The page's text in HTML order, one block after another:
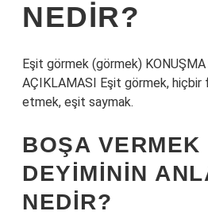
NEDIR?
Eşit görmek (görmek) KONUŞMA
AÇIKLAMASI Eşit görmek, hiçbir
etmek, eşit saymak.
BOŞA VERMEK
DEYIMININ
NEDIR?